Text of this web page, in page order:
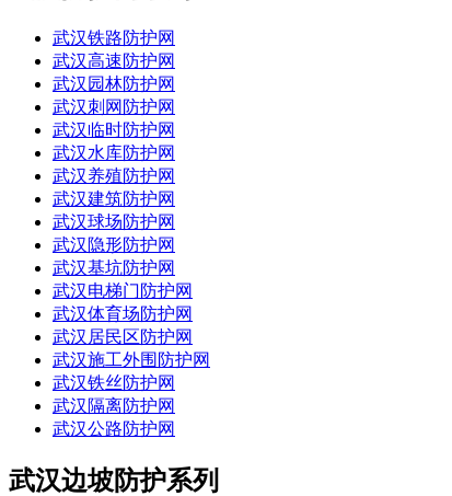
武汉铁路防护网
武汉高速防护网
武汉园林防护网
武汉刺网防护网
武汉临时防护网
武汉水库防护网
武汉养殖防护网
武汉建筑防护网
武汉球场防护网
武汉隐形防护网
武汉基坑防护网
武汉电梯门防护网
武汉体育场防护网
武汉居民区防护网
武汉施工外围防护网
武汉铁丝防护网
武汉隔离防护网
武汉公路防护网
武汉边坡防护系列